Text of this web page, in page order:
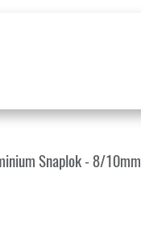
Snaplok - 8/10mm